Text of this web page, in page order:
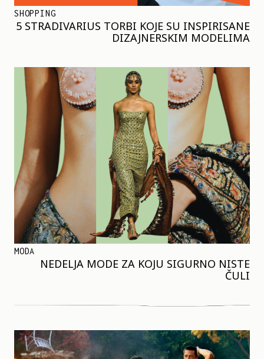
SHOPPING
5 STRADIVARIUS TORBI KOJE SU INSPIRISANE
DIZAJNERSKIM MODELIMA
MODA
NEDELJA MODE ZA KOJU SIGURNO NISTE
ČULI